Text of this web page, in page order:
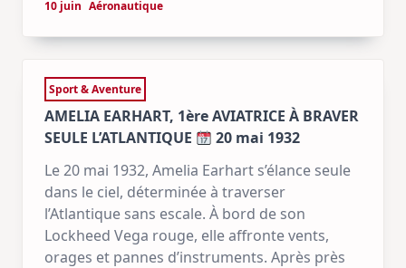
10 juin Aéronautique
Sport & Aventure
AMELIA EARHART, 1ère AVIATRICE À BRAVER
SEULE L’ATLANTIQUE
20 mai 1932
Le 20 mai 1932, Amelia Earhart s’élance seule
dans le ciel, déterminée à traverser
l’Atlantique sans escale. À bord de son
Lockheed Vega rouge, elle affronte vents,
orages et pannes d’instruments. Après près